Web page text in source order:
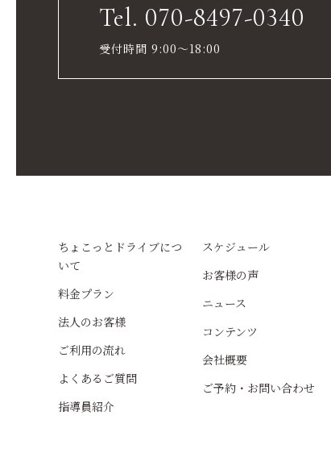
Tel. 070-8497-0340
受付時間 9:00～18:00
ちょこっとドライブにつ
いて
料金プラン
法人のお客様
ご利用の流れ
よくあるご質問
指導員紹介
スケジュール
お客様の声
ニュース
コンテンツ
会社概要
ご予約・お問い合わせ